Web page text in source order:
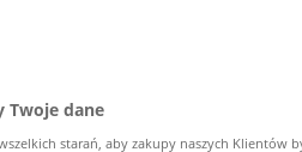
Twoje dane
starań, aby zakupy naszych Klientów